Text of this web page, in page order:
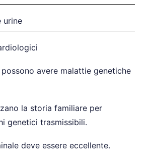
urine
avere malattie genetiche
la storia familiare per
genetici trasmissibili.
deve essere eccellente.